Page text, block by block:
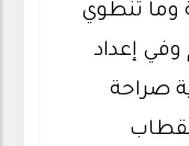
وما تنطوي
إعداد
صراحة